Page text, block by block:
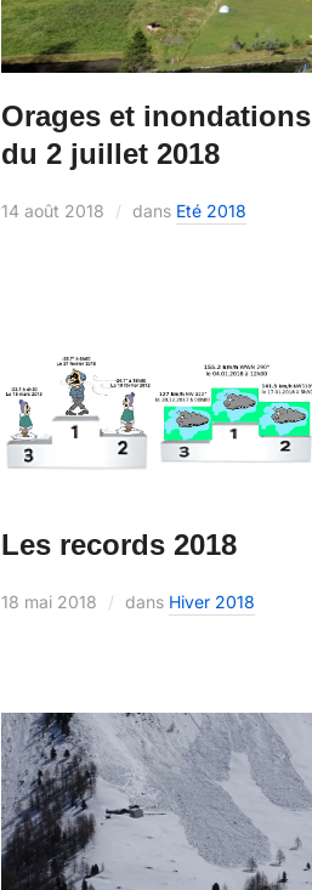
Orages et inondations
du 2 juillet 2018
14 août 2018 dans Eté 2018
Les records 2018
18 mai 2018 dans Hiver 2018